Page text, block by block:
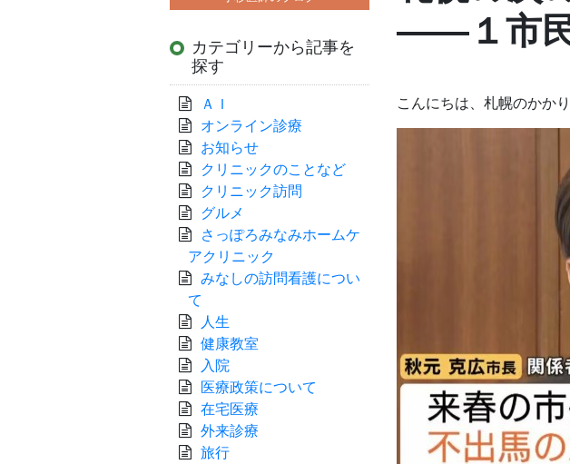
——１市民
こんにちは、札幌のかか
カテゴリーから記事を
探す
ＡＩ
オンライン診療
お知らせ
クリニックのことなど
クリニック訪問
グルメ
さっぽろみなみホームケ
アクリニック
みなしの訪問看護につい
て
人生
健康教室
入院
医療政策について
在宅医療
外来診療
旅行